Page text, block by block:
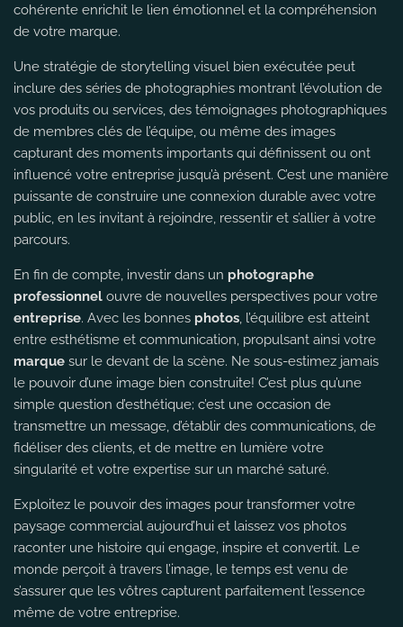
cohérente enrichit le lien émotionnel et la compréhension
de votre marque.
Une stratégie de storytelling visuel bien exécutée peut
inclure des séries de photographies montrant l’évolution de
vos produits ou services, des témoignages photographiques
de membres clés de l’équipe, ou même des images
capturant des moments importants qui définissent ou ont
influencé votre entreprise jusqu’à présent. C’est une manière
puissante de construire une connexion durable avec votre
public, en les invitant à rejoindre, ressentir et s’allier à votre
parcours.
En fin de compte, investir dans un photographe
professionnel ouvre de nouvelles perspectives pour votre
entreprise. Avec les bonnes photos, l’équilibre est atteint
entre esthétisme et communication, propulsant ainsi votre
marque sur le devant de la scène. Ne sous-estimez jamais
le pouvoir d’une image bien construite! C’est plus qu’une
simple question d’esthétique; c’est une occasion de
transmettre un message, d’établir des communications, de
fidéliser des clients, et de mettre en lumière votre
singularité et votre expertise sur un marché saturé.
Exploitez le pouvoir des images pour transformer votre
paysage commercial aujourd’hui et laissez vos photos
raconter une histoire qui engage, inspire et convertit. Le
monde perçoit à travers l’image, le temps est venu de
s’assurer que les vôtres capturent parfaitement l’essence
même de votre entreprise.